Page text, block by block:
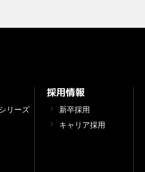
リーズ
採用情報
新卒採用
キャリア採用